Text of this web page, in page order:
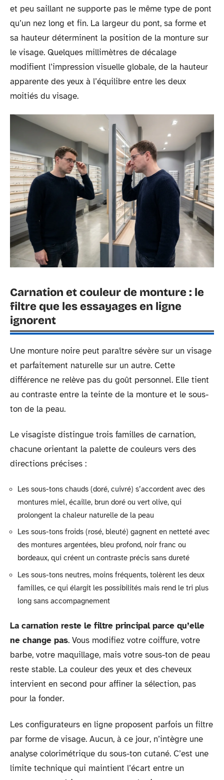
et peu saillant ne supporte pas le même type de pont
qu’un nez long et fin. La largeur du pont, sa forme et
sa hauteur déterminent la position de la monture sur
le visage. Quelques millimètres de décalage
modifient l’impression visuelle globale, de la hauteur
apparente des yeux à l’équilibre entre les deux
moitiés du visage.
Carnation et couleur de monture : le
filtre que les essayages en ligne
ignorent
Une monture noire peut paraître sévère sur un visage
et parfaitement naturelle sur un autre. Cette
différence ne relève pas du goût personnel. Elle tient
au contraste entre la teinte de la monture et le sous-
ton de la peau.
Le visagiste distingue trois familles de carnation,
chacune orientant la palette de couleurs vers des
directions précises :
Les sous-tons chauds (doré, cuivré) s’accordent avec des
montures miel, écaille, brun doré ou vert olive, qui
prolongent la chaleur naturelle de la peau
Les sous-tons froids (rosé, bleuté) gagnent en netteté avec
des montures argentées, bleu profond, noir franc ou
bordeaux, qui créent un contraste précis sans dureté
Les sous-tons neutres, moins fréquents, tolèrent les deux
familles, ce qui élargit les possibilités mais rend le tri plus
long sans accompagnement
La carnation reste le filtre principal parce qu’elle
ne change pas. Vous modifiez votre coiffure, votre
barbe, votre maquillage, mais votre sous-ton de peau
reste stable. La couleur des yeux et des cheveux
intervient en second pour affiner la sélection, pas
pour la fonder.
Les configurateurs en ligne proposent parfois un filtre
par forme de visage. Aucun, à ce jour, n’intègre une
analyse colorimétrique du sous-ton cutané. C’est une
limite technique qui maintient l’écart entre un